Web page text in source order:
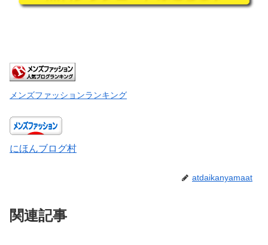
メンズファッションランキング
にほんブログ村
atdaikanyamaat
関連記事